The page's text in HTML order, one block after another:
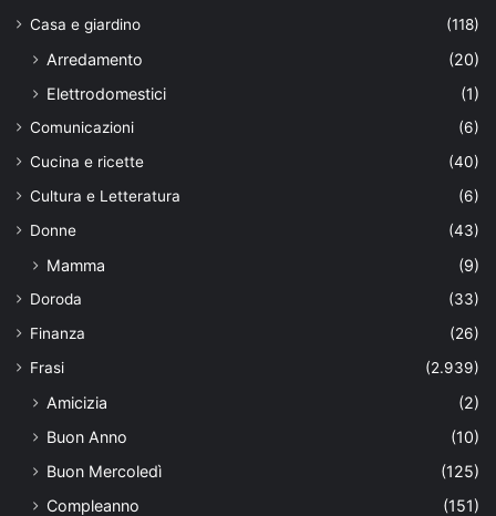
Casa e giardino
(118)
Arredamento
(20)
Elettrodomestici
(1)
Comunicazioni
(6)
Cucina e ricette
(40)
Cultura e Letteratura
(6)
Donne
(43)
Mamma (9)
Doroda
(33)
Finanza
(26)
Frasi
(2.939)
Amicizia
(2)
Buon Anno
(10)
Buon Mercoledì
(125)
Compleanno
(151)